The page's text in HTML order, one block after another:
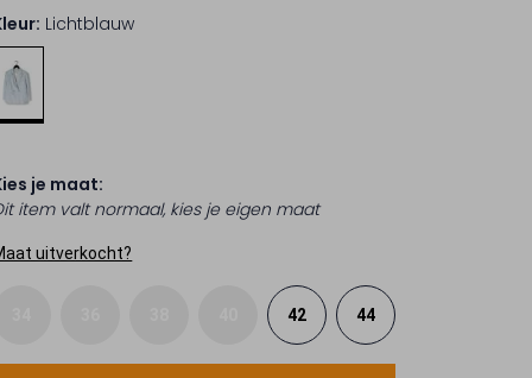
Lichtblauw
je maat:
item valt normaal, kies je eigen maat
uitverkocht?
42 44